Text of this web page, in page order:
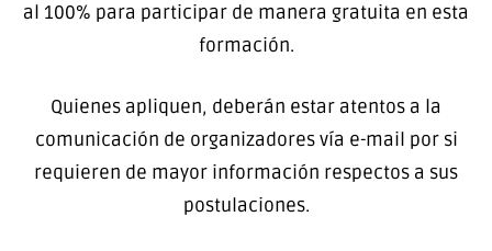
al 100% para participar de manera gratuita en esta
formación.
Quienes apliquen, deberán estar atentos a la
comunicación de organizadores vía e-mail por si
requieren de mayor información respectos a sus
postulaciones.